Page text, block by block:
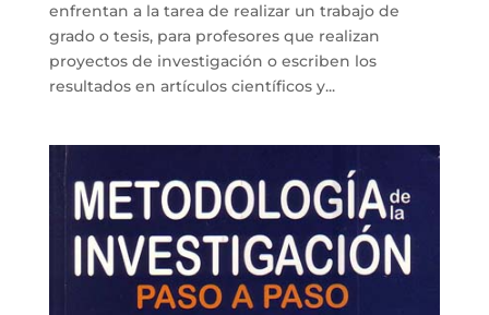
enfrentan a la tarea de realizar un trabajo de
grado o tesis, para profesores que realizan
proyectos de investigación o escriben los
resultados en artículos científicos y...